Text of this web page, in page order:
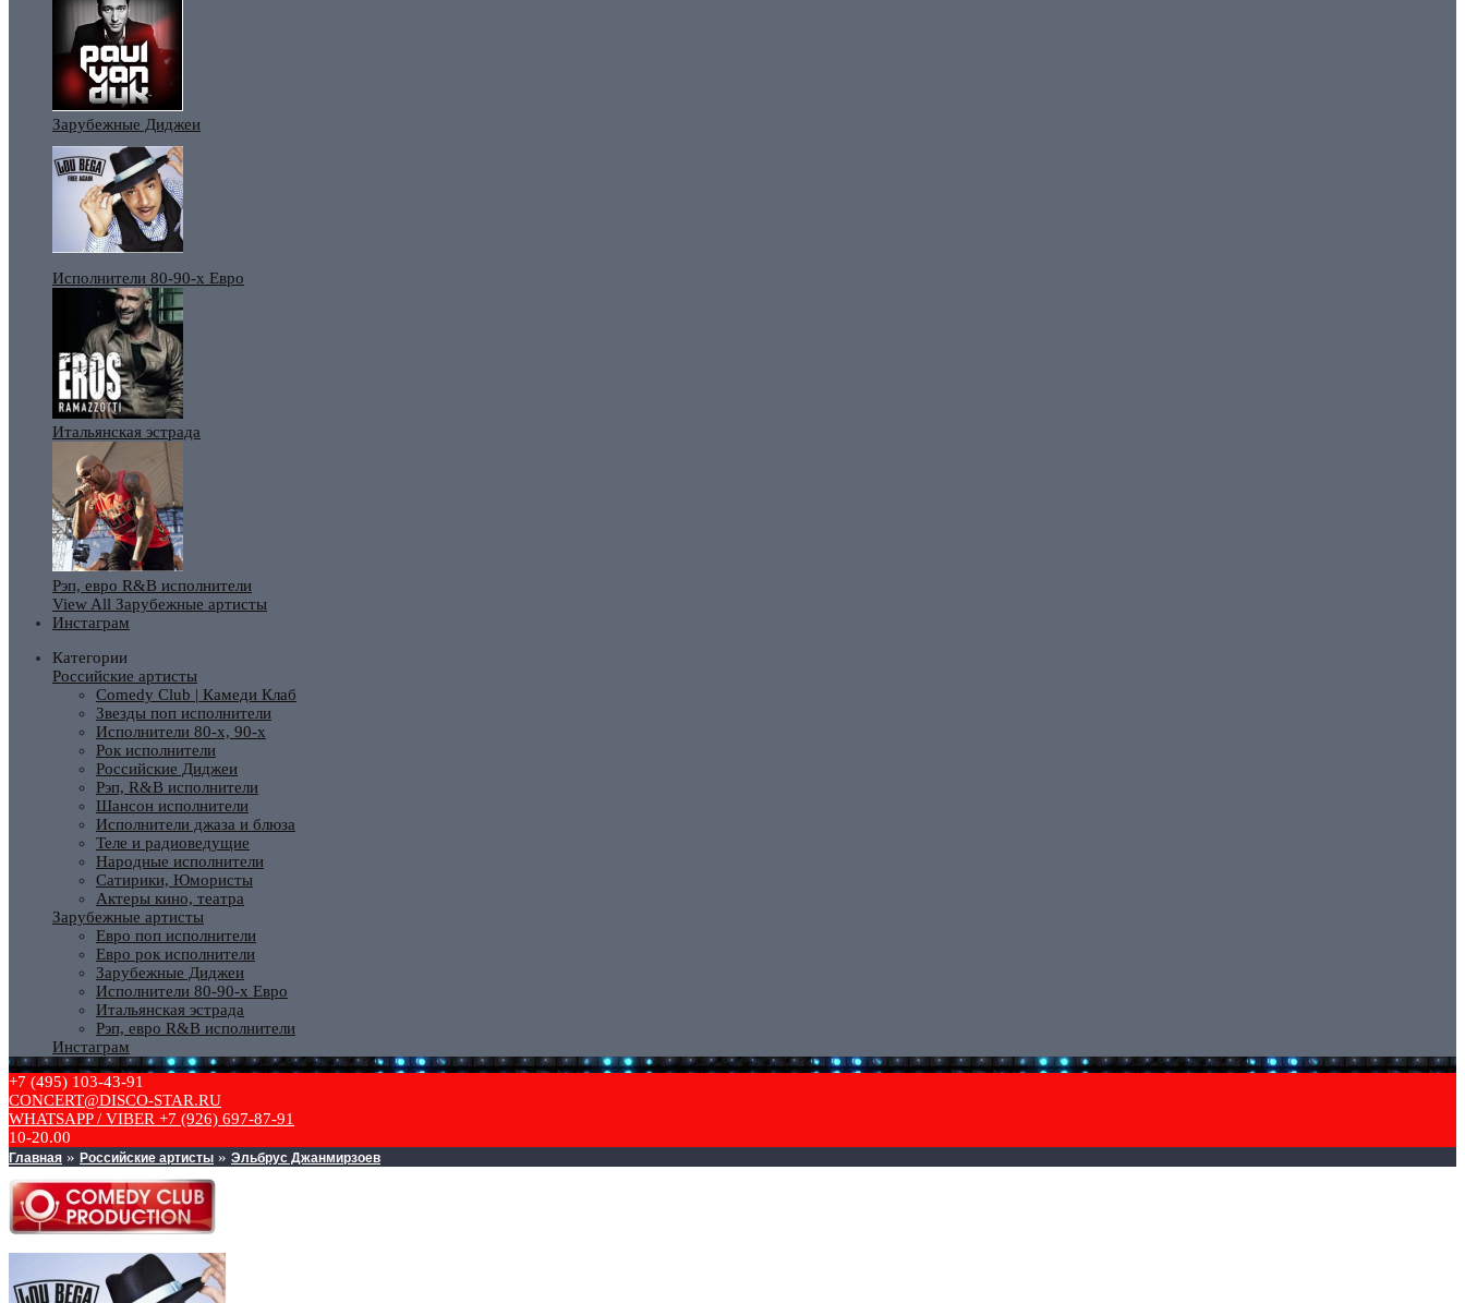
Зарубежные Диджеи
Исполнители 80-90-х Евро
Итальянская эстрада
Рэп, евро R&B исполнители
View All Зарубежные артисты
Инстаграм
Категории
Российские артисты
Comedy Club | Камеди Клаб
Звезды поп исполнители
Исполнители 80-х, 90-х
Рок исполнители
Российские Диджеи
Рэп, R&B исполнители
Шансон исполнители
Исполнители джаза и блюза
Теле и радиоведущие
Народные исполнители
Сатирики, Юмористы
Актеры кино, театра
Зарубежные артисты
Евро поп исполнители
Евро рок исполнители
Зарубежные Диджеи
Исполнители 80-90-х Евро
Итальянская эстрада
Рэп, евро R&B исполнители
Инстаграм
+7 (495) 103-43-91
CONCERT@DISCO-STAR.RU
WHATSAPP / VIBER +7 (926) 697-87-91
10-20.00
Главная » Российские артисты » Эльбрус Джанмирзоев